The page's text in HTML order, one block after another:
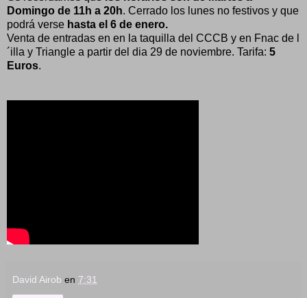
Domingo de 11h a 20h. Cerrado los lunes no festivos y que
podrá verse hasta el 6 de enero.
Venta de entradas en en la taquilla del CCCB y en Fnac de l
´illa y Triangle a partir del dia 29 de noviembre. Tarifa: 5
Euros.
David Airob en 7:31